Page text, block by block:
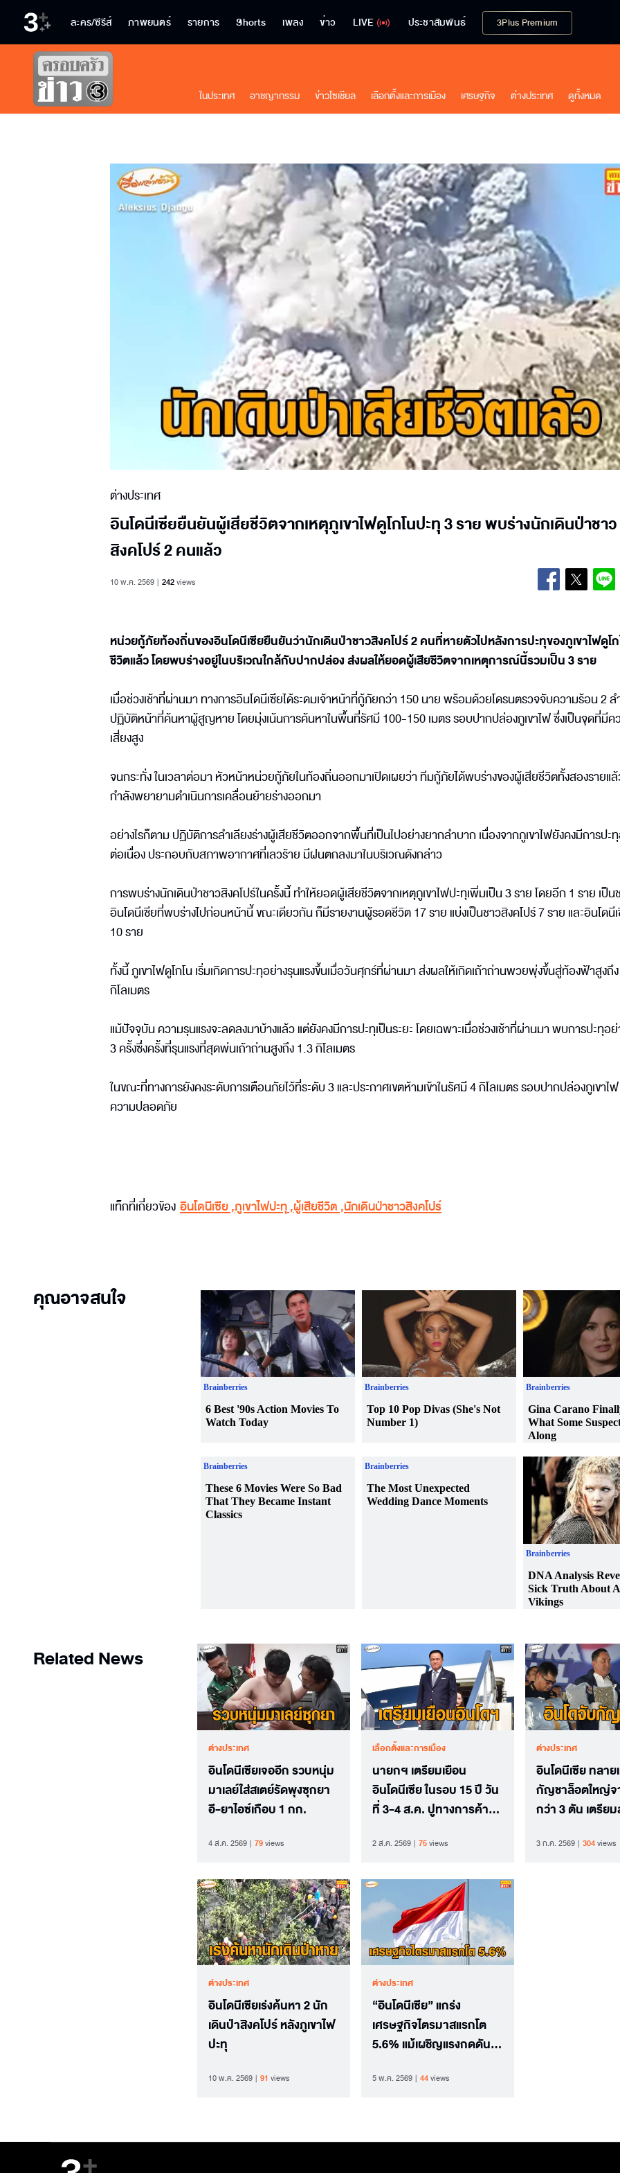
ละคร/ซีรีส์ ภาพยนตร์ รายการ Shorts เพลง ข่าว LIVE ประชาสัมพันธ์ 3Plus Premium
ในประเทศ อาชญากรรม ข่าวโซเชียล เลือกตั้งและการเมือง เศรษฐกิจ ต่างประเทศ ดูทั้งหมด
ต่างประเทศ
อินโดนีเซียยืนยันผู้เสียชีวิตจากเหตุภูเขาไฟดูโกโนปะทุ 3 ราย พบร่างนักเดินป่าชาว
สิงคโปร์ 2 คนแล้ว
10 พ.ค. 2569 242views
หน่วยกู้ภัยท้องถิ่นของอินโดนีเซียยืนยันว่านักเดินป่าชาวสิงคโปร์ 2 คนที่หายตัวไปหลังการปะทุของภูเขาไฟดูโก
ชีวิตแล้ว โดยพบร่างอยู่ในบริเวณใกล้กับปากปล่อง ส่งผลให้ยอดผู้เสียชีวิตจากเหตุการณ์นี้รวมเป็น 3 ราย
เมื่อช่วงเช้าที่ผ่านมา ทางการอินโดนีเซียได้ระดมเจ้าหน้าที่กู้ภัยกว่า 150 นาย พร้อมด้วยโดรนตรวจจับความร้อน 2 ลำ
ปฏิบัติหน้าที่ค้นหาผู้สูญหาย โดยมุ่งเน้นการค้นหาในพื้นที่รัศมี 100-150 เมตร รอบปากปล่องภูเขาไฟ ซึ่งเป็นจุดที่มีค
เสี่ยงสูง
จนกระทั่ง ในเวลาต่อมา หัวหน้าหน่วยกู้ภัยในท้องถิ่นออกมาเปิดเผยว่า ทีมกู้ภัยได้พบร่างของผู้เสียชีวิตทั้งสองรายแล้
กำลังพยายามดำเนินการเคลื่อนย้ายร่างออกมา
อย่างไรก็ตาม ปฏิบัติการลำเลียงร่างผู้เสียชีวิตออกจากพื้นที่เป็นไปอย่างยากลำบาก เนื่องจากภูเขาไฟยังคงมีการปะ
ต่อเนื่อง ประกอบกับสภาพอากาศที่เลวร้าย มีฝนตกลงมาในบริเวณดังกล่าว
การพบร่างนักเดินป่าชาวสิงคโปร์ในครั้งนี้ ทำให้ยอดผู้เสียชีวิตจากเหตุภูเขาไฟปะทุเพิ่มเป็น 3 ราย โดยอีก 1 ราย เป็น
อินโดนีเซียที่พบร่างไปก่อนหน้านี้ ขณะเดียวกัน ก็มีรายงานผู้รอดชีวิต 17 ราย แบ่งเป็นชาวสิงคโปร์ 7 ราย และอินโดนี
10 ราย
ทั้งนี้ ภูเขาไฟดูโกโน เริ่มเกิดการปะทุอย่างรุนแรงขึ้นเมื่อวันศุกร์ที่ผ่านมา ส่งผลให้เกิดเถ้าถ่านพวยพุ่งขึ้นสู่ท้องฟ้าสูงถึ
กิโลเมตร
แม้ปัจจุบัน ความรุนแรงจะลดลงมาบ้างแล้ว แต่ยังคงมีการปะทุเป็นระยะ โดยเฉพาะเมื่อช่วงเช้าที่ผ่านมา พบการปะทุอ
3 ครั้งซึ่งครั้งที่รุนแรงที่สุดพ่นเถ้าถ่านสูงถึง 1.3 กิโลเมตร
ในขณะที่ทางการยังคงระดับการเตือนภัยไว้ที่ระดับ 3 และประกาศเขตห้ามเข้าในรัศมี 4 กิโลเมตร รอบปากปล่องภูเขาไ
ความปลอดภัย
แท็กที่เกี่ยวข้อง อินโดนีเซีย,ภูเขาไฟปะทุ,ผู้เสียชีวิต ,นักเดินป่าชาวสิงคโปร์
คุณอาจสนใจ
Related News
ต่างประเทศ
อินโดนีเซียเจออีก รวบหนุ่ม
มาเลย์ใส่สเตย์รัดพุงซุกยา
อี-ยาไอซ์เกือบ 1 กก.
4 ส.ค. 2569 79views
เลือกตั้งและการเมือง
นายกฯ เตรียมเยือน
อินโดนีเซีย ในรอบ 15 ปี วัน
ที่ 3-4 ส.ค. ปูทางการค้า-
ไทย
2 ส.ค. 2569 75views
ต่างประเทศ
อินโดนีเซีย ทลาย
กัญชาล็อตใหญ่จ
กว่า 3 ตัน เตรีย
3 ก.ค. 2569 304views
ต่างประเทศ
อินโดนีเซียเร่งค้นหา 2 นัก
เดินป่าสิงคโปร์ หลังภูเขาไฟ
ปะทุ
10 พ.ค. 2569 91 views
ต่างประเทศ
“อินโดนีเซีย” แกร่ง
เศรษฐกิจไตรมาสแรกโต
5.6% แม้เผชิญแรงกดดัน
ตะวันออกกลาง
5 พ.ค. 2569 44views